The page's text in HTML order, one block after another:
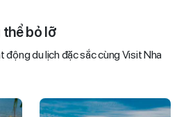
thể bỏ lỡ
động du lịch đặc sắc cùng Visit Nha